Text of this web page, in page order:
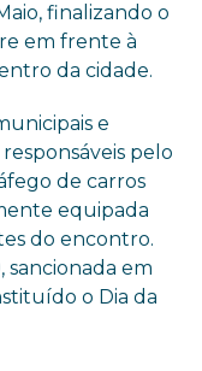
finalizando o
em frente à
da cidade.
e
pelo
de carros
equipada
do encontro.
sancionada em
o Dia da